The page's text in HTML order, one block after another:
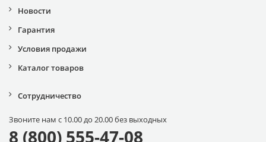
Новости
Гарантия
Условия продажи
Каталог товаров
Сотрудничество
Звоните нам с 10.00 до 20.00 без выходных
8 (800) 555-47-08